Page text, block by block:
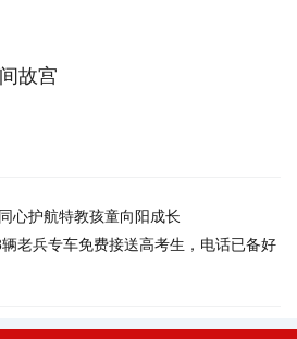
故宫
心护航特教孩童向阳成长
老兵专车免费接送高考生，电话已备好